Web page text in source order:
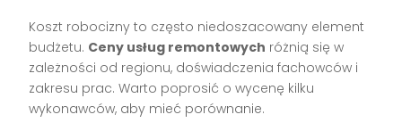
Koszt robocizny to często niedoszacowany element
budżetu. Ceny usług remontowych różnią się w
zależności od regionu, doświadczenia fachowców i
zakresu prac. Warto poprosić o wycenę kilku
wykonawców, aby mieć porównanie.